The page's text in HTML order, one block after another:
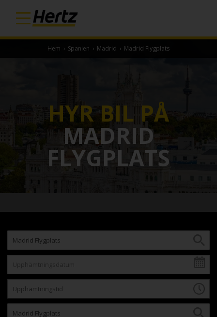
Hem › Spanien › Madrid › Madrid Flygplats
HYR BIL PÅ
MADRID
FLYGPLATS